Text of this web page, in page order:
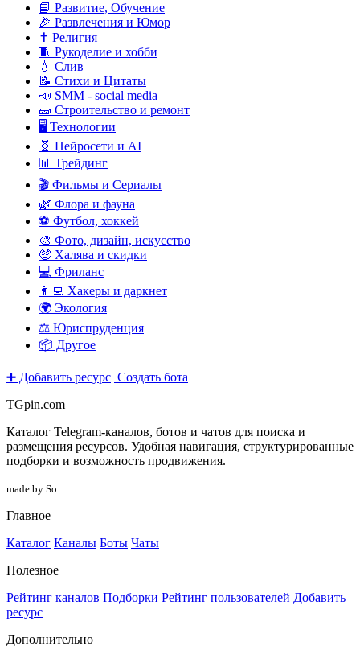
📘 Развитие, Обучение
🎉 Развлечения и Юмор
✝️ Религия
🧵 Рукоделие и хобби
💧 Слив
📝 Стихи и Цитаты
📣 SMM - social media
🧱 Строительство и ремонт
🖥️ Технологии
🧬 Нейросети и AI
📊 Трейдинг
🎬 Фильмы и Сериалы
🌿 Флора и фауна
⚽ Футбол, хоккей
🎨 Фото, дизайн, искусство
🤑 Халява и скидки
💻 Фриланс
👨‍💻 Хакеры и даркнет
🌍 Экология
⚖️ Юриспруденция
📦 Другое
➕ Добавить ресурс Создать бота
TGpin.com
Каталог Telegram-каналов, ботов и чатов для поиска и
размещения ресурсов. Удобная навигация, структурированные
подборки и возможность продвижения.
made by So
Главное
Каталог Каналы Боты Чаты
Полезное
Рейтинг каналов Подборки Рейтинг пользователей Добавить
ресурс
Дополнительно